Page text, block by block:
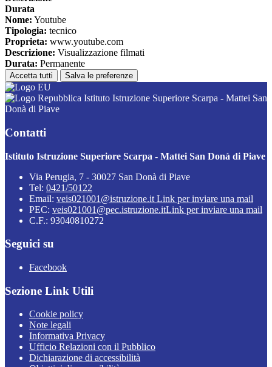
Durata
Nome: Youtube
Tipologia: tecnico
Proprieta: www.youtube.com
Descrizione: Visualizzazione filmati
Durata: Permanente
Accetta tutti Salva le preferenze
Istituto Istruzione Superiore Scarpa - Mattei San
Donà di Piave
Contatti
Istituto Istruzione Superiore Scarpa - Mattei San Donà di Piave
Via Perugia, 7 - 30027 San Donà di Piave
Tel: 0421/50122
Email: veis021001@istruzione.it Link per inviare una mail
PEC: veis021001@pec.istruzione.itLink per inviare una mail
C.F.: 93040810272
Seguici su
Facebook
Sezione Link Utili
Cookie policy
Note legali
Informativa Privacy
Ufficio Relazioni con il Pubblico
Dichiarazione di accessibilità